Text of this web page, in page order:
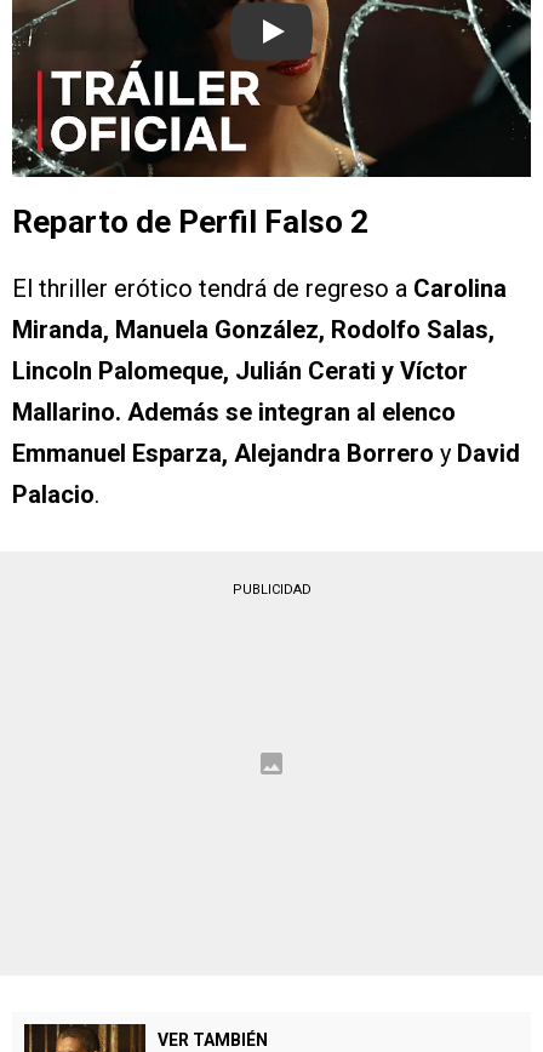
Play
Reparto de Perfil Falso 2
El thriller erótico tendrá de regreso a Carolina
Miranda, Manuela González, Rodolfo Salas,
Lincoln Palomeque, Julián Cerati y Víctor
Mallarino. Además se integran al elenco
Emmanuel Esparza, Alejandra Borrero y David
Palacio.
PUBLICIDAD
VER TAMBIÉN